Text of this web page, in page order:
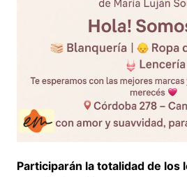
Participarán la totalidad de los